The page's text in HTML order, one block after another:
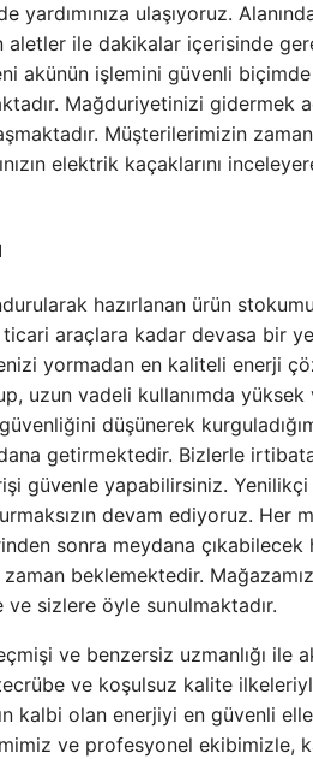
ulaşıyoruz.
ile dakikalar içerisinde
akünün işlemini güvenli
Mağduriyetinizi gidermek
Müşterilerimizin
elektrik kaçaklarını
hazırlanan ürün
araçlara kadar devasa bir
yormadan en kaliteli enerji
uzun vadeli kullanımda
düşünerek
getirmektedir. Bizlerle
güvenle yapabilirsiniz. Yenilikçi
devam ediyoruz. Her
sonra meydana çıkabilecek
beklemektedir.
sizlere öyle sunulmaktadır.
ve benzersiz uzmanlığı ile
tecrübe ve koşulsuz kalite
kalbi olan enerjiyi en güvenli
ve profesyonel ekibimizle,